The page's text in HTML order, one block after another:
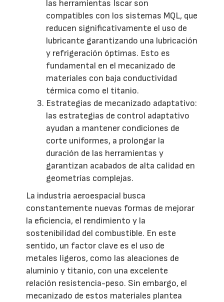
las herramientas Iscar son
compatibles con los sistemas MQL, que
reducen significativamente el uso de
lubricante garantizando una lubricación
y refrigeración óptimas. Esto es
fundamental en el mecanizado de
materiales con baja conductividad
térmica como el titanio.
Estrategias de mecanizado adaptativo:
las estrategias de control adaptativo
ayudan a mantener condiciones de
corte uniformes, a prolongar la
duración de las herramientas y
garantizan acabados de alta calidad en
geometrías complejas.
La industria aeroespacial busca
constantemente nuevas formas de mejorar
la eficiencia, el rendimiento y la
sostenibilidad del combustible. En este
sentido, un factor clave es el uso de
metales ligeros, como las aleaciones de
aluminio y titanio, con una excelente
relación resistencia-peso. Sin embargo, el
mecanizado de estos materiales plantea